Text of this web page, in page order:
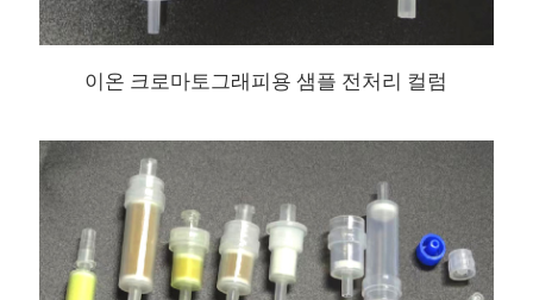
이온 크로마토그래피용 샘플 전처리 컬럼